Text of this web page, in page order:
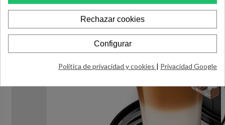
Rechazar cookies
Configurar
Política de privacidad y cookies | Privacidad Google